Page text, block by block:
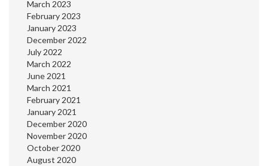
March 2023
February 2023
January 2023
December 2022
July 2022
March 2022
June 2021
March 2021
February 2021
January 2021
December 2020
November 2020
October 2020
August 2020